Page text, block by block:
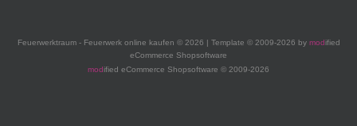
Feuerwerktraum - Feuerwerk online kaufen © 2026 | Template © 2009-2026 by modified
eCommerce Shopsoftware
modified eCommerce Shopsoftware © 2009-2026